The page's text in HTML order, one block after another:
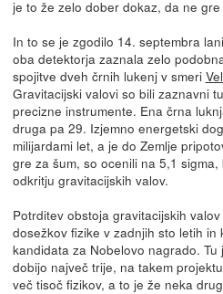
je to že zelo dober dokaz, da ne
In to se je zgodilo 14. septembra
oba detektorja zaznala zelo
spojitve dveh črnih lukenj v smeri
Gravitacijski valovi so bili zaznavni
precizne instrumente. Ena črna
druga pa 29. Izjemno energetski
milijardami let, a je do Zemlje
gre za šum, so ocenili na 5,1
odkritju gravitacijskih valov.
Potrditev obstoja gravitacijskih
dosežkov fizike v zadnjih sto letih
kandidata za Nobelovo nagrado.
dobijo največ trije, na takem
več tisoč fizikov, a to je že neka